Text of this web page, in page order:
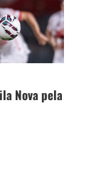
Nova pela